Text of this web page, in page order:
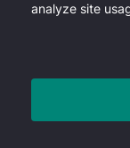
analyze site
Für
Für
Für